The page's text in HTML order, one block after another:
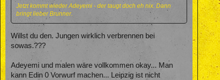
Jetzt kommt wieder Adeyemi - der taugt doch eh nix. Dann
bringt lieber Brunner.
Willst du den. Jungen wirklich verbrennen bei
sowas.???
Adeyemi und malen wäre vollkommen okay... Man
kann Edin 0 Vorwurf machen... Leipzig ist nicht